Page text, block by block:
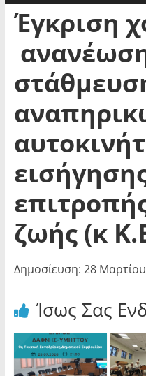
Έγκριση
ζωής (κ
Δημοσίευση: 28
Ίσως Σας